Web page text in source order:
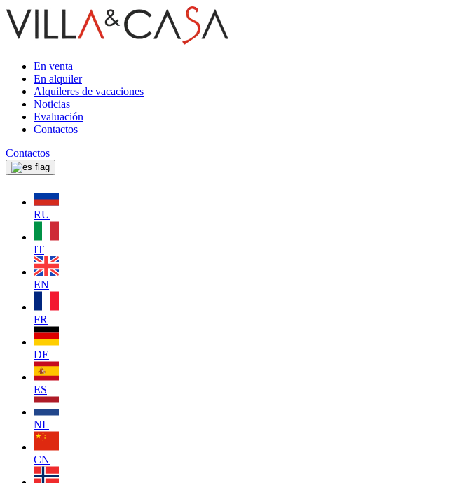
En venta
En alquiler
Alquileres de vacaciones
Noticias
Evaluación
Contactos
Contactos
RU
IT
EN
FR
DE
ES
NL
CN